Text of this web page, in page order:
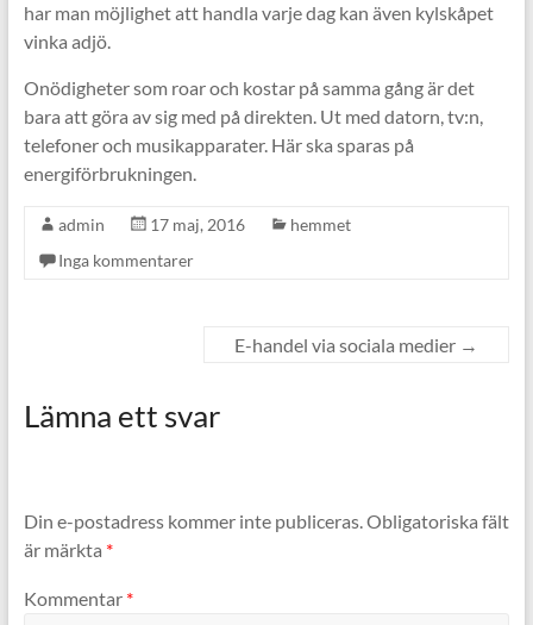
har man möjlighet att handla varje dag kan även kylskåpet
vinka adjö.
Onödigheter som roar och kostar på samma gång är det
bara att göra av sig med på direkten. Ut med datorn, tv:n,
telefoner och musikapparater. Här ska sparas på
energiförbrukningen.
admin 17 maj, 2016
hemmet
Inga kommentarer
E-handel via sociala medier →
Lämna ett svar
Din e-postadress kommer inte publiceras. Obligatoriska fält
är märkta *
Kommentar *